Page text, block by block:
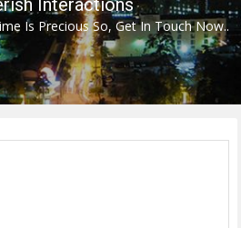
Interactions
Is Precious So, Get In Touch Now..